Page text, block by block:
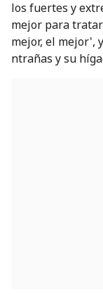
los fuertes y
mejor para
mejor, el mejor',
ntrañas y su